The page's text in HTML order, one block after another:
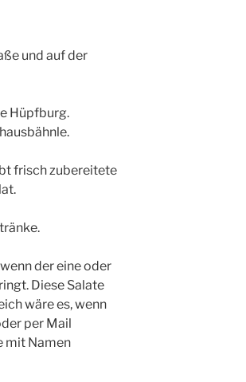
und auf der
Hüpfburg.
frisch zubereitete
der eine oder
Diese Salate
wäre es, wenn
per Mail
mit Namen